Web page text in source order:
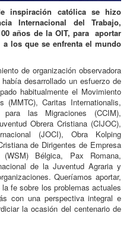
inspiración católica se hizo
Internacional del Trabajo,
años de la OIT, para aportar
los que se enfrenta el mundo
de organización observadora
desarrollado un esfuerzo de
habitualmente el Movimiento
(MMTC), Caritas Internationalis,
para las Migraciones (CCIM),
Obrera Cristiana (CIJOC),
(JOCI), Obra Kolping
de Dirigentes de Empresa
(WSM) Bélgica, Pax Romana,
de la Juventud Agraria y
Queríamos aportar,
fe sobre los problemas actuales
con una perspectiva integral e
la ocasión del centenario de